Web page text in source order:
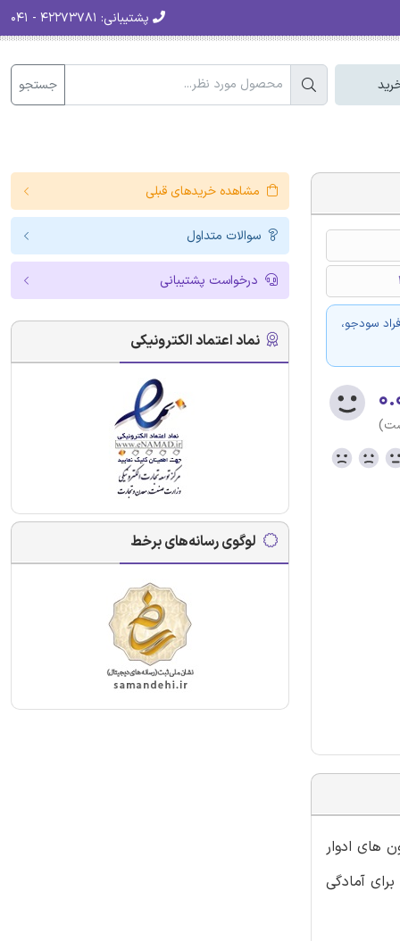
پشتیبانی:
جستجو
سودجو،
های ادوار
برای آمادگی
مشاهده خریدهای قبلی
سوالات متداول
درخواست پشتیبانی
نماد اعتماد الکترونیکی
لوگوی رسانه‌های برخط